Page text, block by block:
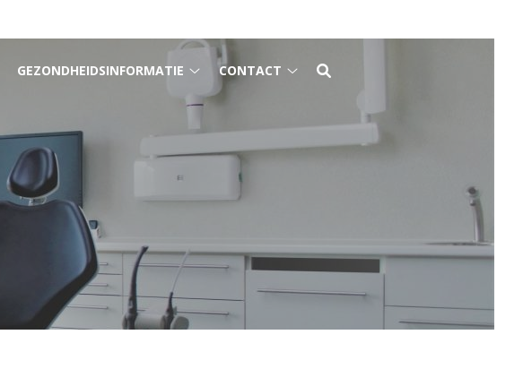
submenu
GEZONDHEIDSINFORMATIE
Gezondheidsinformatie
submenu
CONTACT